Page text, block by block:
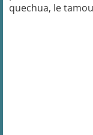
quechua, le